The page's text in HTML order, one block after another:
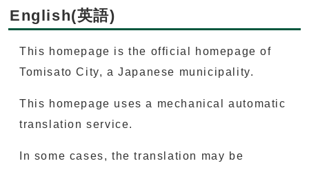
English(英語)
This homepage is the official homepage of
Tomisato City, a Japanese municipality.
This homepage uses a mechanical automatic
translation service.
In some cases, the translation may be